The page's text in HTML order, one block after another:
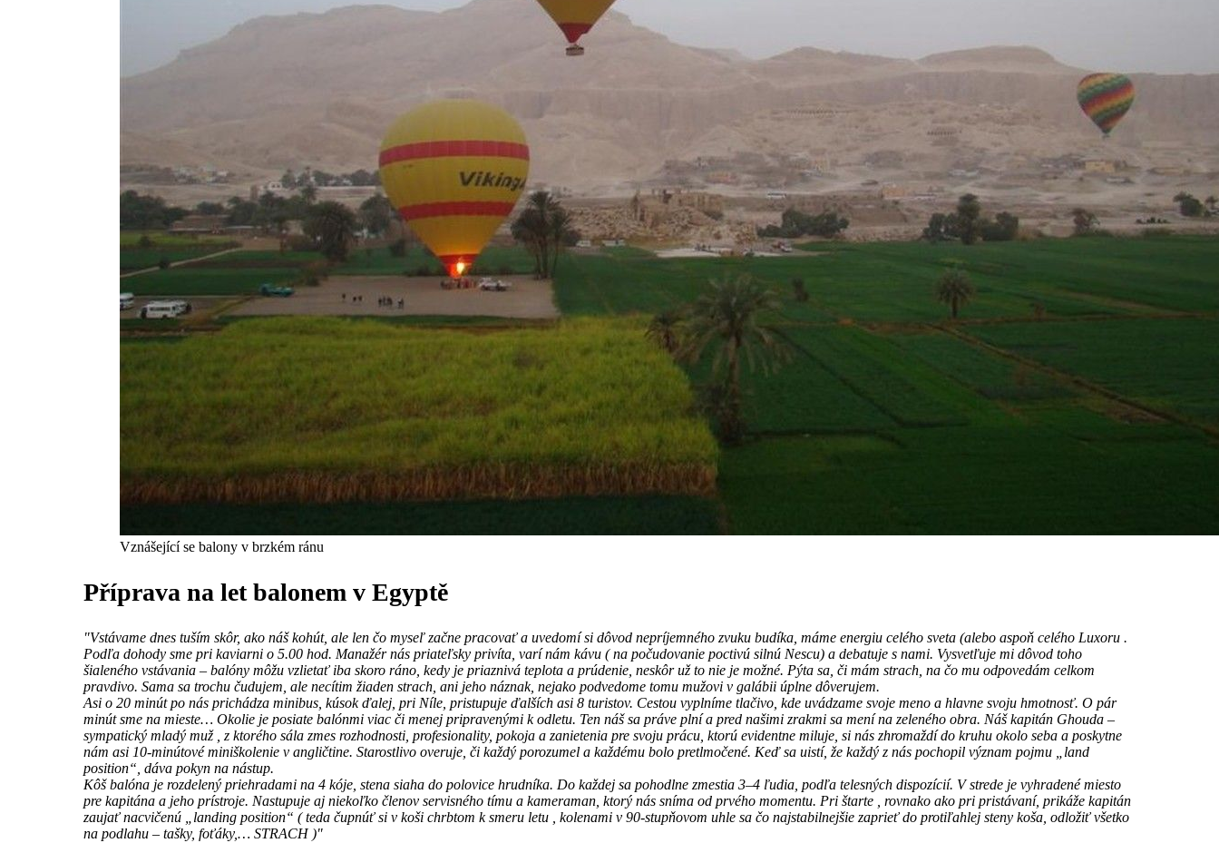
Vznášející se balony v brzkém ránu
Příprava na let balonem v Egyptě
"Vstávame dnes tuším skôr, ako náš kohút, ale len čo myseľ začne pracovať a uvedomí si dôvod nepríjemného zvuku budíka, máme energiu celého sveta (alebo aspoň celého Luxoru .
Podľa dohody sme pri kaviarni o 5.00 hod. Manažér nás priateľsky privíta, varí nám kávu ( na počudovanie poctivú silnú Nescu) a debatuje s nami. Vysvetľuje mi dôvod toho
šialeného vstávania – balóny môžu vzlietať iba skoro ráno, kedy je priaznivá teplota a prúdenie, neskôr už to nie je možné. Pýta sa, či mám strach, na čo mu odpovedám celkom
pravdivo. Sama sa trochu čudujem, ale necítim žiaden strach, ani jeho náznak, nejako podvedome tomu mužovi v galábii úplne dôverujem.
Asi o 20 minút po nás prichádza minibus, kúsok ďalej, pri Níle, pristupuje ďalších asi 8 turistov. Cestou vyplníme tlačivo, kde uvádzame svoje meno a hlavne svoju hmotnosť. O pár
minút sme na mieste… Okolie je posiate balónmi viac či menej pripravenými k odletu. Ten náš sa práve plní a pred našimi zrakmi sa mení na zeleného obra. Náš kapitán Ghouda –
sympatický mladý muž , z ktorého sála zmes rozhodnosti, profesionality, pokoja a zanietenia pre svoju prácu, ktorú evidentne miluje, si nás zhromaždí do kruhu okolo seba a poskytne
nám asi 10-minútové miniškolenie v angličtine. Starostlivo overuje, či každý porozumel a každému bolo pretlmočené. Keď sa uistí, že každý z nás pochopil význam pojmu „land
position“, dáva pokyn na nástup.
Kôš balóna je rozdelený priehradami na 4 kóje, stena siaha do polovice hrudníka. Do každej sa pohodlne zmestia 3–4 ľudia, podľa telesných dispozícií. V strede je vyhradené miesto
pre kapitána a jeho prístroje. Nastupuje aj niekoľko členov servisného tímu a kameraman, ktorý nás sníma od prvého momentu. Pri štarte , rovnako ako pri pristávaní, prikáže kapitán
zaujať nacvičenú „landing position“ ( teda čupnúť si v koši chrbtom k smeru letu , kolenami v 90-stupňovom uhle sa čo najstabilnejšie zaprieť do protiľahlej steny koša, odložiť všetko
na podlahu – tašky, foťáky,… STRACH )"